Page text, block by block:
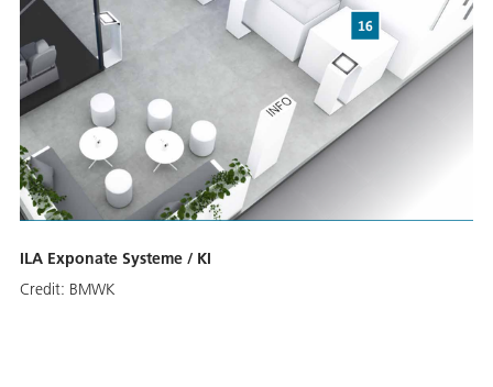
ILA Exponate Systeme / KI
Credit: BMWK